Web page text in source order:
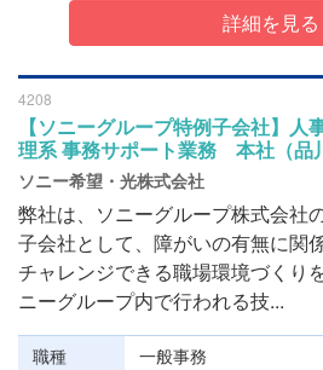
詳細を見る
4208
【ソニーグループ特例子会社】人
理系 事務サポート業務 本社（品
ソニー希望・光株式会社
弊社は、ソニーグループ株式会社
子会社として、障がいの有無に関
チャレンジできる職場環境づくり
ニーグループ内で行われる技...
職種
一般事務